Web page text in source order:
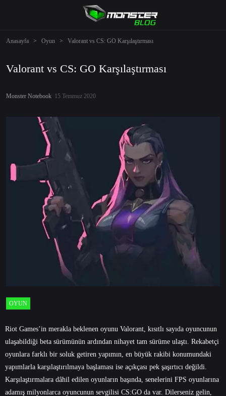
Anasayfa > Oyun > Valorant vs CS: GO Karşılaştırması
Valorant vs CS: GO Karşılaştırması
Monster Notebook 15 Temmuz 2020
OYUN
Riot Games’in merakla beklenen oyunu Valorant, kısıtlı sayıda oyuncunun
ulaşabildiği beta sürümünün ardından nihayet tam sürüme ulaştı. Rekabetçi
oyunlara farklı bir soluk getiren yapımın, en büyük rakibi konumundaki
yapımlarla karşılaştırılmaya başlaması ise açıkçası pek şaşırtıcı değildi.
Karşılaştırmalara dâhil edilen oyunların başında, senelerini FPS oyunlarına
adamış milyonlarca oyuncunun sevgilisi CS:GO da var. Dilerseniz gelin,